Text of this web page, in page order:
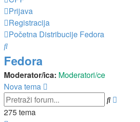
Prijava
Registracija
Početna Distribucije Fedora
Pretražnik
Fedora
Moderator/ica: Moderatori/ce
Nova tema
Pretražnik
275 tema